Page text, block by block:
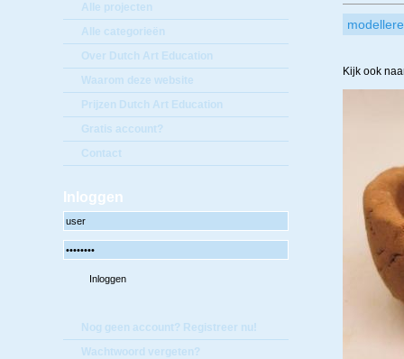
Alle projecten
Alle categorieën
Over Dutch Art Education
Waarom deze website
Prijzen Dutch Art Education
Gratis account?
Contact
Inloggen
Nog geen account? Registreer nu!
Wachtwoord vergeten?
Kijk ook